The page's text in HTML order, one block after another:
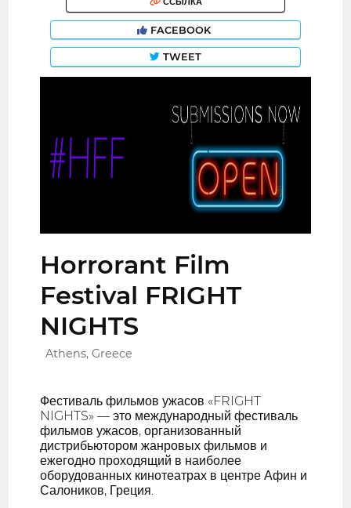
FACEBOOK
TWEET
Horrorant Film
Festival FRIGHT
NIGHTS
Athens, Greece
Фестиваль фильмов ужасов «FRIGHT
NIGHTS» — это международный фестиваль
фильмов ужасов, организованный
дистрибьютором жанровых фильмов и
ежегодно проходящий в наиболее
оборудованных кинотеатрах в центре Афин и
Салоников, Греция.